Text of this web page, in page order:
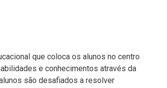
que coloca os alunos no centro
e conhecimentos através da
são desafiados a resolver